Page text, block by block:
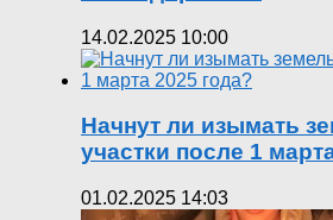
14.02.2025 10:00
Начнут ли изымать
участки после 1
01.02.2025 14:03